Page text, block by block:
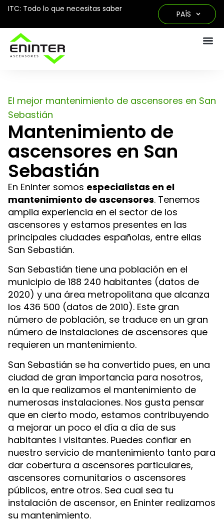
ITC: Todo lo que necesitas saber
PAÍS
El mejor mantenimiento de ascensores en San
Sebastián
Mantenimiento de
ascensores en San
Sebastián
En Eninter somos especialistas en el
mantenimiento de ascensores. Tenemos
amplia experiencia en el sector de los
ascensores y estamos presentes en las
principales ciudades españolas, entre ellas
San Sebastián.
San Sebastián tiene una población en el
municipio de 188 240 habitantes (datos de
2020) y una área metropolitana que alcanza
los 436 500 (datos de 2010). Este gran
número de población, se traduce en un gran
número de instalaciones de ascensores que
requieren un mantenimiento.
San Sebastián se ha convertido pues, en una
ciudad de gran importancia para nosotros,
en la que realizamos el mantenimiento de
numerosas instalaciones. Nos gusta pensar
que en cierto modo, estamos contribuyendo
a mejorar un poco el día a día de sus
habitantes i visitantes. Puedes confiar en
nuestro servicio de mantenimiento tanto para
dar cobertura a ascensores particulares,
ascensores comunitarios o ascensores
públicos, entre otros. Sea cual sea tu
instalación de ascensor, en Eninter realizamos
su mantenimiento.